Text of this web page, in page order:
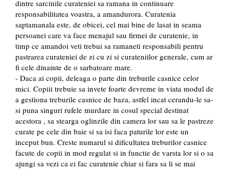
dintre sarcinile curateniei sa ramana in continuare
responsabilitatea voastra, a amandurora. Curatenia
saptamanala este, de obicei, cel mai bine de lasat in seama
persoanei care va face menajul sau firmei de curatenie, in
timp ce amandoi veti trebui sa ramaneti responsabili pentru
pastrarea curateniei de zi cu zi si curateniilor generale, cum ar
fi cele dinainte de o sarbatoare mare.
- Daca ai copii, deleaga o parte din treburile casnice celor
mici. Copiii trebuie sa invete foarte devreme in viata modul de
a gestiona treburile casnice de baza, astfel incat cerandu-le sa-
si puna singuri rufele murdare in cosul special destinat
acestora , sa stearga oglinzile din camera lor sau sa le pastreze
curate pe cele din baie si sa isi faca paturile lor este un
inceput bun. Creste numarul si dificultatea treburilor casnice
facute de copii in mod regulat si in functie de varsta lor si o sa
ajungi sa vezi ca ei fac curatenie chiar si fara sa li se mai